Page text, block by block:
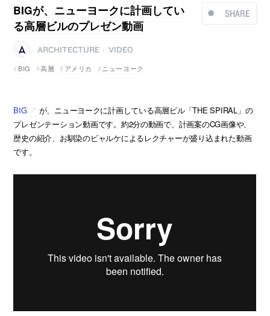
SHARE
BIGが、ニューヨークに計画してい
る高層ビルのプレゼン動画
ARCHITECTURE
VIDEO
BIG
高層 アメリカ ニューヨーク
BIG
が、ニューヨークに計画している高層ビル「THE SPIRAL」の
プレゼンテーション動画です。約2分の動画で、計画案のCG画像や、
歴史の紹介、お馴染のビャルケによるレクチャーが盛り込まれた動画
です。